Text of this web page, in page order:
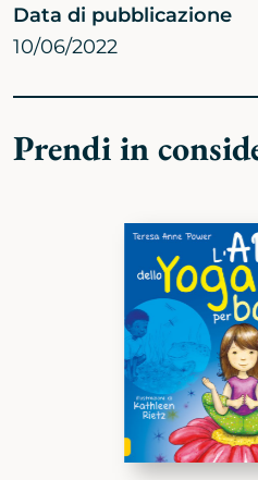
Data di pubblicazione
10/06/2022
Prendi in